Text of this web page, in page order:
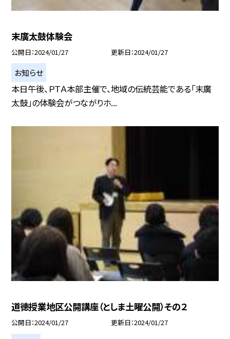
末廣太鼓体験会
公開日 2024/01/27 更新日 2024/01/27
お知らせ
本日午後、ＰＴＡ本部主催で、地域の伝統芸能である「末廣
太鼓」の体験会がつながりホ...
道徳授業地区公開講座（としま土曜公開）その２
公開日 2024/01/27 更新日 2024/01/27